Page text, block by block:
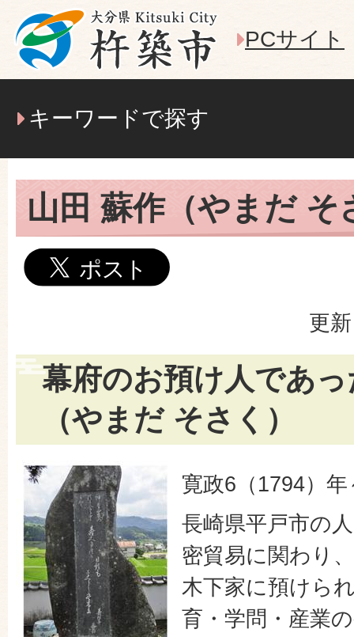
PCサイト
キーワードで探す
山田 蘇作（やまだ そ
更
幕府のお預け人であ
（やまだ そさく）
寛政6（1794）
長崎県平戸市の
密貿易に関わり
木下家に預けら
育・学問・産業